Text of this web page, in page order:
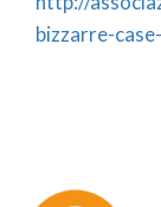
bizzarre-